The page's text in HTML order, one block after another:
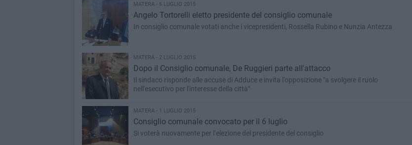
MATERA - 6 LUGLIO 2015
Angelo Tortorelli eletto presidente del consiglio comunale
In consiglio comunale votati anche i vicepresidenti, Rossella Rubino e Nunzia Antezza
MATERA - 2 LUGLIO 2015
Dopo il Consiglio comunale, De Ruggieri parte all'attacco
Il sindaco risponde alle accuse di Adduce e invita l'opposizione "a svolgere il ruolo
nell'esecutivo per l'interesse della città"
MATERA - 1 LUGLIO 2015
Consiglio comunale convocato per il 6 luglio
Si voterà nuovamente per l’elezione del presidente del consiglio